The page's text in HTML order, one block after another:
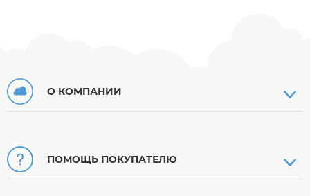
О КОМПАНИИ
ПОМОЩЬ ПОКУПАТЕЛЮ